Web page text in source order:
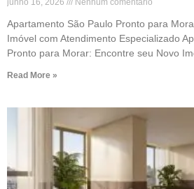
Apartamento São Paulo Pronto para
Imóvel com Atendimento Especializado
Pronto para Morar: Encontre seu Novo
Read More »